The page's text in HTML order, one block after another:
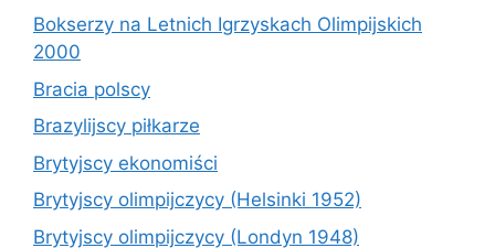
Bokserzy na Letnich Igrzyskach Olimpijskich
2000
Bracia polscy
Brazylijscy piłkarze
Brytyjscy ekonomiści
Brytyjscy olimpijczycy (Helsinki 1952)
Brytyjscy olimpijczycy (Londyn 1948)